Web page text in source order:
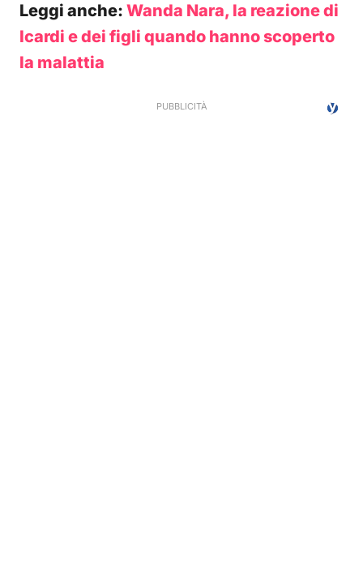
Leggi anche: Wanda Nara, la reazione di
Icardi e dei figli quando hanno scoperto
la malattia